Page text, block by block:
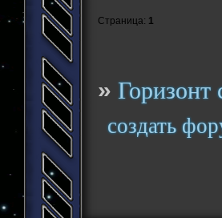
Страница: 1
»Горизонт
создать